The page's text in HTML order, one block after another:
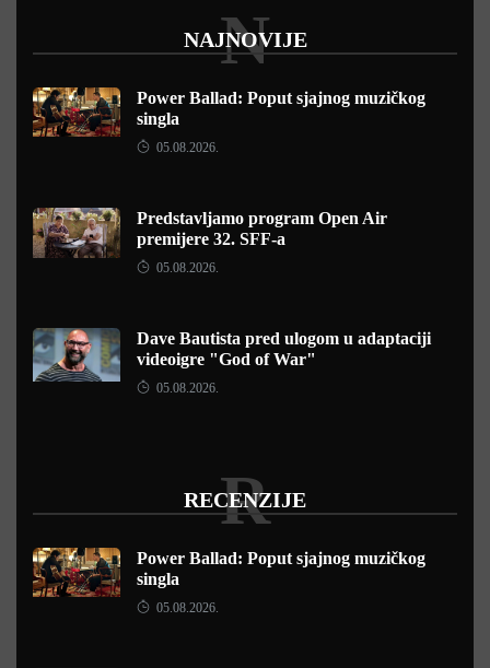
NAJNOVIJE
N
Power Ballad: Poput sjajnog muzičkog
singla
05.08.2026.
Predstavljamo program Open Air
premijere 32. SFF-a
05.08.2026.
Dave Bautista pred ulogom u adaptaciji
videoigre "God of War"
05.08.2026.
RECENZIJE
R
Power Ballad: Poput sjajnog muzičkog
singla
05.08.2026.